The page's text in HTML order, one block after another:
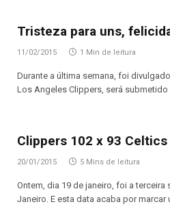
Tristeza para uns,
11/02/2015 1 Min de leitura
Durante a última semana, foi
Los Angeles Clippers, será submetido
Clippers 102 x 93 Celtics
20/01/2015 5 Mins de leitura
Ontem, dia 19 de janeiro, foi a
Janeiro. E esta data acaba por marcar